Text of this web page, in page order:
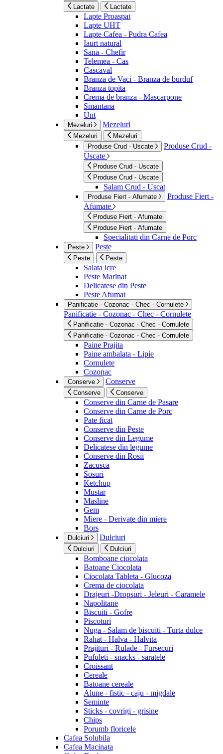
Lactate Lactate
Lapte Proaspat
Lapte UHT
Lapte Cafea - Pudra Cafea
Iaurt natural
Sana - Chefir
Telemea - Cas
Cascaval
Branza de Vaci - Branza de burduf
Branza topita
Crema de branza - Mascarpone
Smantana
Unt
Mezeluri Mezeluri
Mezeluri
Mezeluri
Produse Crud - Uscate
Produse Crud -
Uscate
Produse Crud - Uscate
Produse Crud - Uscate
Salam Crud - Uscat
Produse Fiert - Afumate
Produse Fiert -
Afumate
Produse Fiert - Afumate
Produse Fiert - Afumate
Specialitati din Carne de Porc
Peste Peste
Peste Peste
Salata icre
Peste Marinat
Delicatese din Peste
Peste Afumat
Panificatie - Cozonac - Chec - Cornulete
Panificatie - Cozonac - Chec - Cornulete
Panificatie - Cozonac - Chec - Cornulete
Panificatie - Cozonac - Chec - Cornulete
Paine Prajita
Paine ambalata - Lipie
Cornulete
Cozonac
Conserve Conserve
Conserve Conserve
Conserve din Carne de Pasare
Conserve din Carne de Porc
Pate ficat
Conserve din Peste
Conserve din Legume
Delicatese din legume
Conserve din Rosii
Zacusca
Sosuri
Ketchup
Mustar
Masline
Gem
Miere - Derivate din miere
Bors
Dulciuri Dulciuri
Dulciuri Dulciuri
Bomboane ciocolata
Batoane Ciocolata
Ciocolata Tableta - Glucoza
Crema de ciocolata
Drajeuri -Dropsuri - Jeleuri - Caramele
Napolitane
Biscuiti - Gofre
Piscoturi
Nuga - Salam de biscuiti - Turta dulce
Rahat - Halva - Halvita
Prajituri - Rulade - Fursecuri
Pufuleti - snacks - saratele
Croissant
Cereale
Batoane cereale
Alune - fistic - caju - migdale
Seminte
Sticks - covrigi - grisine
Chips
Porumb floricele
Cafea Solubila
Cafea Macinata